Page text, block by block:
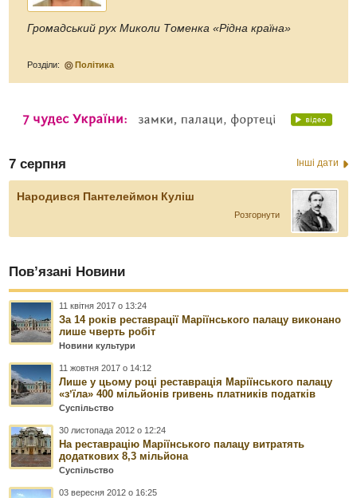
Громадський рух Миколи Томенка «Рідна країна»
Розділи: Політика
7 серпня Інші дати
Народився Пантелеймон Куліш
Розгорнути
Пов’язані Новини
11 квітня 2017 о 13:24
За 14 років реставрації Маріїнського палацу виконано
лише чверть робіт
Новини культури
11 жовтня 2017 о 14:12
Лише у цьому році реставрація Маріїнського палацу
«зʼїла» 400 мільйонів гривень платників податків
Суспільство
30 листопада 2012 о 12:24
На реставрацію Маріїнського палацу витратять
додаткових 8,3 мільйона
Суспільство
03 вересня 2012 о 16:25